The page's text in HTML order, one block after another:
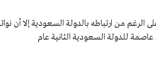
من ارتباطه بالدولة السعودية إلا أن
79 عامًا من اتخاذ الرياض عاصمة للدولة السعودية الثانية عام